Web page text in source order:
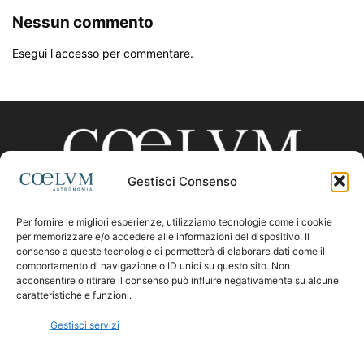
Gestisci Consenso
Per fornire le migliori esperienze, utilizziamo tecnologie come i cookie
per memorizzare e/o accedere alle informazioni del dispositivo. Il
consenso a queste tecnologie ci permetterà di elaborare dati come il
comportamento di navigazione o ID unici su questo sito. Non
acconsentire o ritirare il consenso può influire negativamente su alcune
caratteristiche e funzioni.
Gestisci servizi
Nessun commento
Esegui l'accesso per commentare.
CHI SIAMO
Contattaci:coelumastro@coelum.com